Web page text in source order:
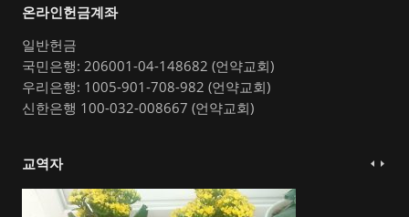
온라인헌금계좌
일반헌금
국민은행: 206001-04-148682 (언약교회)
우리은행: 1005-901-708-982 (언약교회)
신한은행 100-032-008667 (언약교회)
교역자